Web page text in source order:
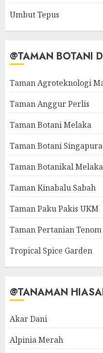
Umbut Tepus
@TAMAN BOTANI
Taman Agroteknologi
Taman Anggur Perlis
Taman Botani Melaka
Taman Botani Singapura
Taman Botanikal Melaka
Taman Kinabalu Sabah
Taman Paku Pakis UKM
Taman Pertanian Tenom
Tropical Spice Garden
@TANAMAN
Akar Dani
Alpinia Merah